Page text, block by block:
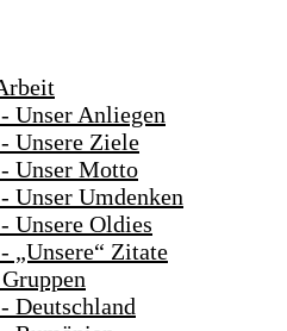
Anliegen
Ziele
Motto
Umdenken
Oldies
Zitate